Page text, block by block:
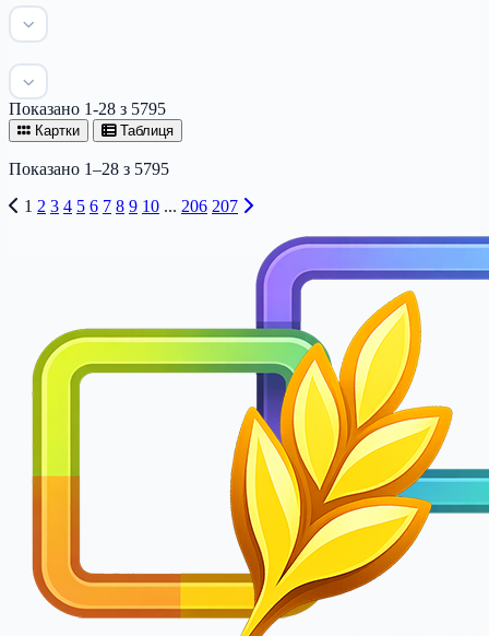
Показано 1-28 з 5795
Картки Таблиця
Показано 1–28 з 5795
1 2 3 4 5 6 7 8 9 10 ... 206 207